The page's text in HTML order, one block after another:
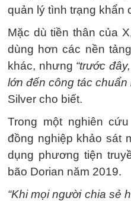
quản lý tình trạng khẩn
Mặc dù tiền thân của
dùng hơn các nền
khác, nhưng “trước
lớn đến công tác chuẩn
Silver cho biết.
Trong một nghiên
đồng nghiệp khảo sát
dụng phương tiện
bão Dorian năm 2019.
“Khi mọi người chia sẻ